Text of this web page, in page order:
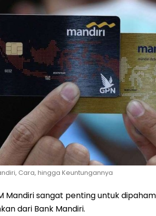
Cara, hingga Keuntungannya
Mandiri sangat penting untuk
dari Bank Mandiri.